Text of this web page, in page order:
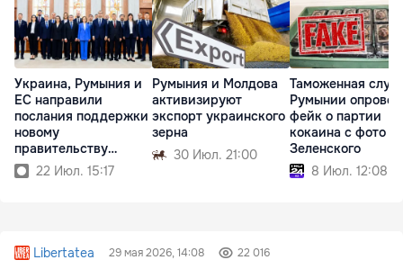
Украина, Румыния и
ЕС направили
послания поддержки
новому
правительству
Молдовы
22 Июл. 15:17
Румыния и Молдова
активизируют
экспорт украинского
зерна
30 Июл. 21:00
Таможенная
Румынии
фейк о партии
кокаина с фото
Зеленского
8 Июл. 12:08
Libertatea 29 мая 2026, 14:08 22 016